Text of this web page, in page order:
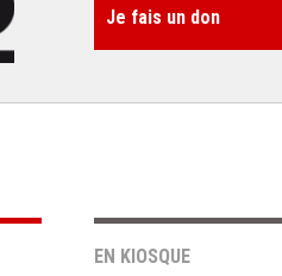
Je fais un don
EN KIOSQUE